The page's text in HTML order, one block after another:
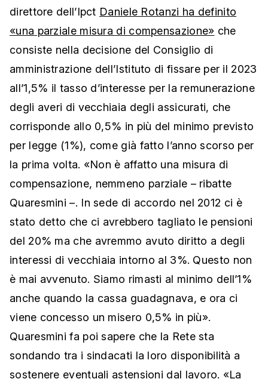
direttore dell’Ipct Daniele Rotanzi ha definito
«una parziale misura di compensazione» che
consiste nella decisione del Consiglio di
amministrazione dell’Istituto di fissare per il 2023
all’1,5% il tasso d’interesse per la remunerazione
degli averi di vecchiaia degli assicurati, che
corrisponde allo 0,5% in più del minimo previsto
per legge (1%), come già fatto l’anno scorso per
la prima volta. «Non è affatto una misura di
compensazione, nemmeno parziale – ribatte
Quaresmini –. In sede di accordo nel 2012 ci è
stato detto che ci avrebbero tagliato le pensioni
del 20% ma che avremmo avuto diritto a degli
interessi di vecchiaia intorno al 3%. Questo non
è mai avvenuto. Siamo rimasti al minimo dell’1%
anche quando la cassa guadagnava, e ora ci
viene concesso un misero 0,5% in più».
Quaresmini fa poi sapere che la Rete sta
sondando tra i sindacati la loro disponibilità a
sostenere eventuali astensioni dal lavoro. «La